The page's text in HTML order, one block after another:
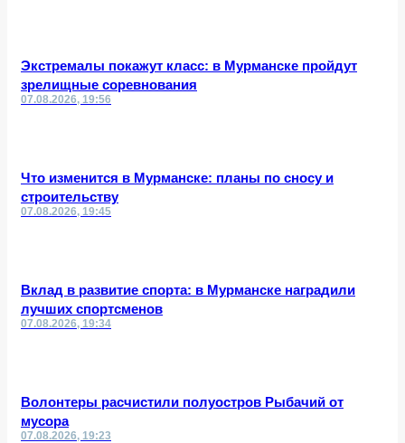
Экстремалы покажут класс: в Мурманске пройдут
зрелищные соревнования
07.08.2026, 19:56
Что изменится в Мурманске: планы по сносу и
строительству
07.08.2026, 19:45
Вклад в развитие спорта: в Мурманске наградили
лучших спортсменов
07.08.2026, 19:34
Волонтеры расчистили полуостров Рыбачий от
мусора
07.08.2026, 19:23